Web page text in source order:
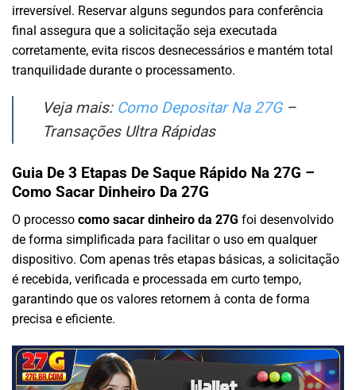
irreversível. Reservar alguns segundos para conferência
final assegura que a solicitação seja executada
corretamente, evita riscos desnecessários e mantém total
tranquilidade durante o processamento.
Veja mais: Como Depositar Na 27G–
Transações Ultra Rápidas
Guia De 3 Etapas De Saque Rápido Na 27G –
Como Sacar Dinheiro Da 27G
O processo como sacar dinheiro da 27G foi desenvolvido
de forma simplificada para facilitar o uso em qualquer
dispositivo. Com apenas três etapas básicas, a solicitação
é recebida, verificada e processada em curto tempo,
garantindo que os valores retornem à conta de forma
precisa e eficiente.